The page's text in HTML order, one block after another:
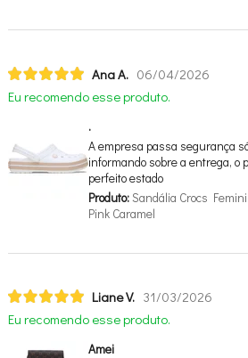
Ana A. 06/04/2026
Eu recomendo esse produto.
.
A empresa passa segurança
informando sobre a entrega, o
perfeito estado
Produto:Sandália Crocs
Pink Caramel
Liane V. 31/03/2026
Eu recomendo esse produto.
Amei